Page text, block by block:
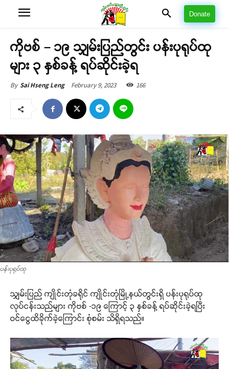
Donate
ကိုဗစ် – ၁၉ သျှမ်းပြည်တွင်း ပန်းပုရုပ်ထု
များ ၃ နှစ်ခန့် ရပ်ဆိုင်းခဲ့ရ
By Sai Hseng Leng February 9, 2023 166
ပန်းပုရုပ်ထု
သျှမ်းပြည် ကျိုင်းတုံခရိုင် ကျိုင်းတုံမြို့နယ်တွင်းရှိ ပန်းပုရုပ်ထု
လုပ်ငန်းသည်များ ကိုဗစ် -၁၉ ကြောင့် ၃ နှစ်ခန့် ရပ်ဆိုင်းခဲ့ရပြီး
ဝင်ငွေထိခိုက်ခဲ့ကြောင်း စုံစမ်း သိရှိရသည်။